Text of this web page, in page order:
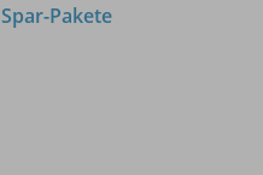
Spar-Pakete